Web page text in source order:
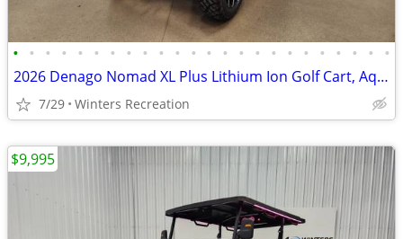
• • • • • • • • • • • • • • • • • • • • • • • •
2026 Denago Nomad XL Plus Lithium Ion Golf Cart, Aqua
7/29 Winters Recreation
$9,995